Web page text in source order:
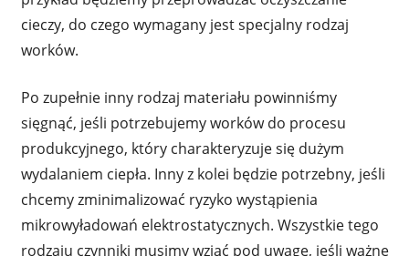
cieczy, do czego wymagany jest specjalny rodzaj
worków.
Po zupełnie inny rodzaj materiału powinniśmy
sięgnąć, jeśli potrzebujemy worków do procesu
produkcyjnego, który charakteryzuje się dużym
wydalaniem ciepła. Inny z kolei będzie potrzebny, jeśli
chcemy zminimalizować ryzyko wystąpienia
mikrowyładowań elektrostatycznych. Wszystkie tego
rodzaju czynniki musimy wziąć pod uwagę, jeśli ważne